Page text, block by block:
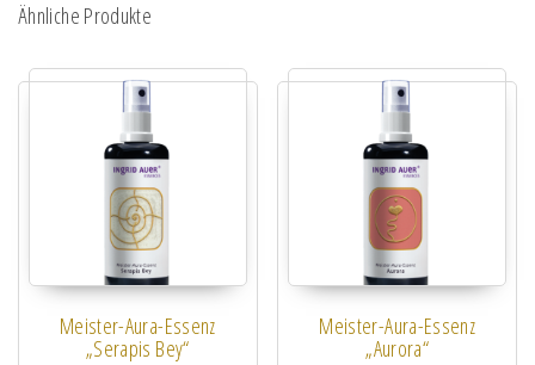
Ähnliche Produkte
Meister-Aura-Essenz
„Serapis Bey“
Meister-Aura-Essenz
„Aurora“